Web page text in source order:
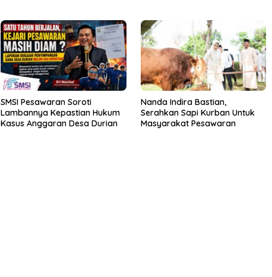
SMSI Pesawaran Soroti
Lambannya Kepastian Hukum
Kasus Anggaran Desa Durian
Nanda Indira Bastian,
Serahkan Sapi Kurban Untuk
Masyarakat Pesawaran